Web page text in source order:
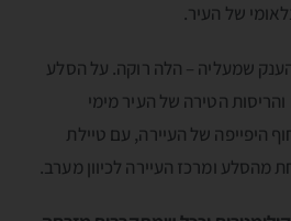
של העיר.
שמעליה – הלה רוקה. על הסלע
הטירה של העיר מימי
היפייפה של העיירה, עם טיילת
מהסלע ומרכז העיירה לכיוון מערב.